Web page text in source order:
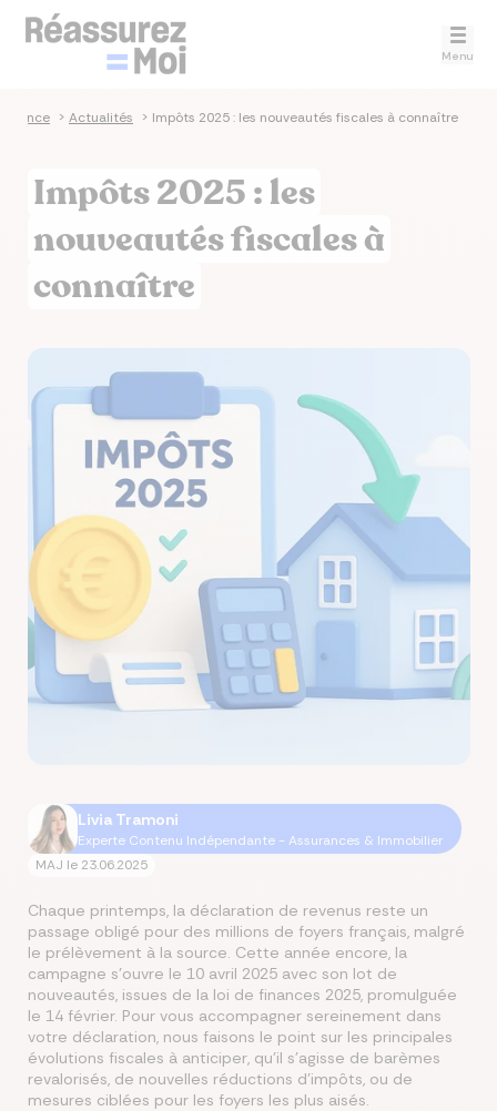
Menu
> Actualités > Impôts 2025 : les nouveautés fiscales à connaître
Impôts 2025 : les
nouveautés fiscales à
connaître
Livia Tramoni
Experte Contenu Indépendante - Assurances & Immobilier
MAJ le 23.06.2025
Chaque printemps, la déclaration de revenus reste un
passage obligé pour des millions de foyers français, malgré
le prélèvement à la source. Cette année encore, la
campagne s’ouvre le 10 avril 2025 avec son lot de
nouveautés, issues de la loi de finances 2025, promulguée
le 14 février. Pour vous accompagner sereinement dans
votre déclaration, nous faisons le point sur les principales
évolutions fiscales à anticiper, qu’il s’agisse de barèmes
revalorisés, de nouvelles réductions d’impôts, ou de
mesures ciblées pour les foyers les plus aisés.